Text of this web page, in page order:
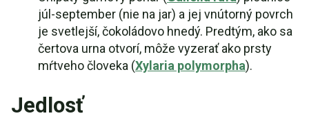
júl-september (nie na jar) a jej vnútorný povrch
je svetlejší, čokoládovo hnedý. Predtým, ako sa
čertova urna otvorí, môže vyzerať ako prsty
mŕtveho človeka (Xylaria polymorpha).
Jedlosť